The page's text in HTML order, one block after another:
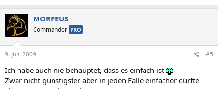
MORPEUS
Commander PRO
9. Juni 2009 #5
Ich habe auch nie behauptet, dass es einfach ist
Zwar nicht günstigster aber in jeden Falle einfacher dürfte